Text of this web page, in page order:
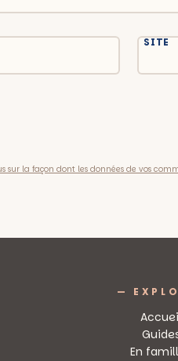
SITE
sur la façon dont les données de vos
—
En